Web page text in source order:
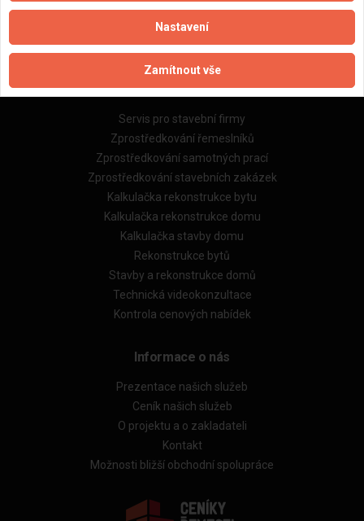
Obchodní podmínky (rozpočtování)
Reference
Naše excelové tabulky online
Naše služby
Servis pro stavební firmy
Zprostředkování řemeslníků
Zprostředkování samotných prací
Zprostředkování stavebních zakázek
Kalkulačka rekonstrukce bytu
Kalkulačka rekonstrukce domu
Kalkulačka stavby domu
Rekonstrukce bytů
Stavby a rekonstrukce domů
Technická videokonzultace
Kontrola cenových nabídek
Informace o nás
Prezentace našich služeb
Ceník našich služeb
O projektu a o zakladateli
Kontakt
Možnosti bližší obchodní spolupráce
Nastavení
Zamítnout vše